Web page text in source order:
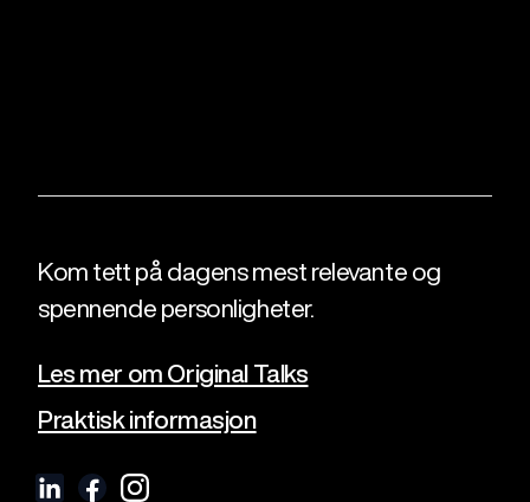
Kom tett på dagens mest relevante og
spennende personligheter.
Les mer om Original Talks
Praktisk informasjon